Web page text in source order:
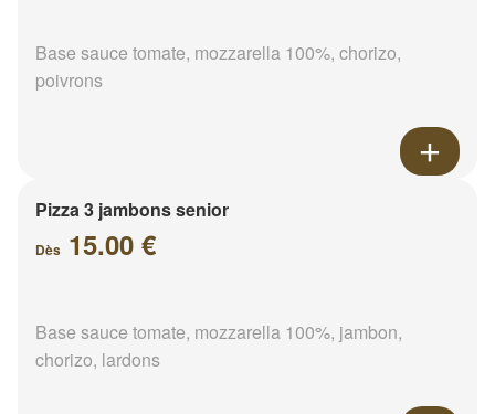
Base sauce tomate, mozzarella 100%, chorizo,
poivrons
Pizza 3 jambons senior
Dès 15.00 €
Base sauce tomate, mozzarella 100%, jambon,
chorizo, lardons